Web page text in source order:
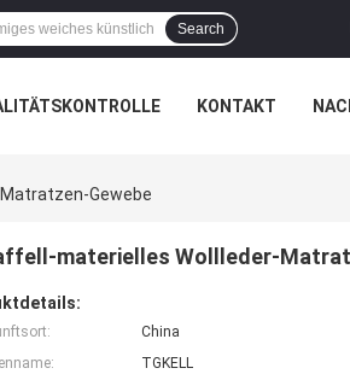
Search
KONTAKT
Gewebe
materielles Wollleder-
China
TGKELL